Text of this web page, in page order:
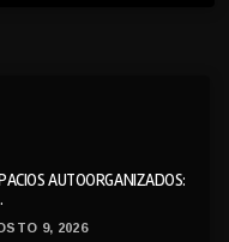
AUTOORGANIZADOS:
9, 2026